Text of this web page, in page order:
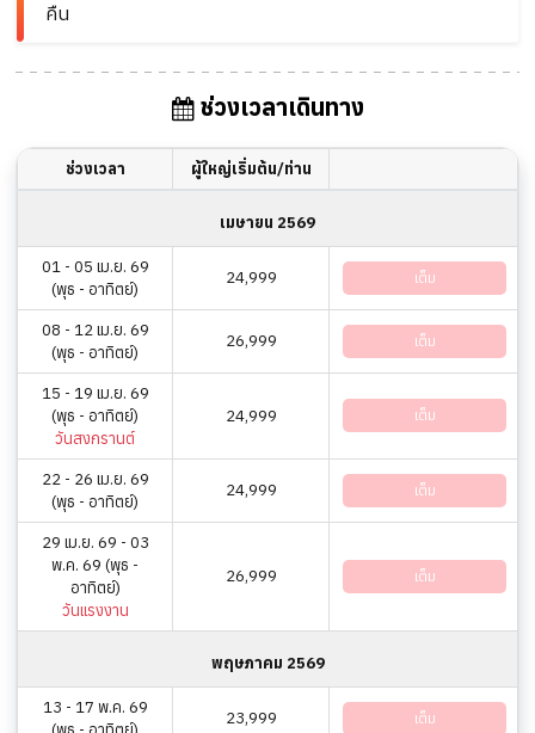
คืน
ช่วงเวลาเดินทาง
ช่วงเวลา ผู้ใหญ่เริ่มต้น/ท่าน
เมษายน 2569
01 - 05 เม.ย. 69
(พุธ - อาทิตย์)
24,999 เต็ม
08 - 12 เม.ย. 69
(พุธ - อาทิตย์)
26,999 เต็ม
15 - 19 เม.ย. 69
(พุธ - อาทิตย์)
วันสงกรานต์
24,999 เต็ม
22 - 26 เม.ย. 69
(พุธ - อาทิตย์)
24,999 เต็ม
29 เม.ย. 69 - 03
พ.ค. 69 (พุธ -
อาทิตย์)
วันแรงงาน
26,999 เต็ม
พฤษภาคม 2569
13 - 17 พ.ค. 69
23,999 เต็ม